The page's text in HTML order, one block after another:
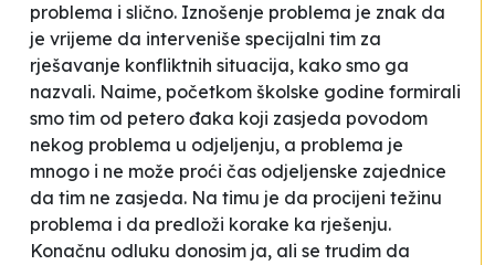
problema i slično. Iznošenje problema je znak da
je vrijeme da interveniše specijalni tim za
rješavanje konfliktnih situacija, kako smo ga
nazvali. Naime, početkom školske godine formirali
smo tim od petero đaka koji zasjeda povodom
nekog problema u odjeljenju, a problema je
mnogo i ne može proći čas odjeljenske zajednice
da tim ne zasjeda. Na timu je da procijeni težinu
problema i da predloži korake ka rješenju.
Konačnu odluku donosim ja, ali se trudim da